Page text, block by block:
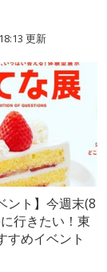
更新
ント】今週末(8
行きたい！東
すめイベント